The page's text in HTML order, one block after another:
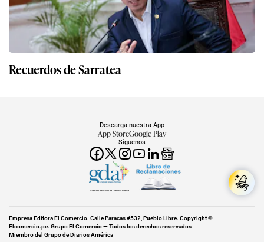
Recuerdos de Sarratea
Síguenos
Descarga nuestra App
App StoreGoogle Play
Miembro del Grupo de Diarios América
Empresa Editora El Comercio. Calle Paracas #532, Pueblo Libre. Copyright ©
Elcomercio.pe. Grupo El Comercio — Todos los derechos reservados
Miembro del Grupo de Diarios América